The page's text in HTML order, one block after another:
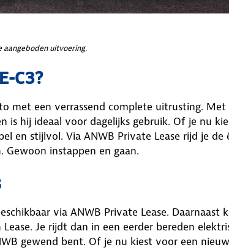
aangeboden uitvoering.
C3?
met een verrassend complete uitrusting. Met
is hij ideaal voor dagelijks gebruik. Of je nu
en stijlvol. Via ANWB Private Lease rijd je de
Gewoon instappen en gaan.
via ANWB Private Lease. Daarnaast
Je rijdt dan in een eerder bereden
gewend bent. Of je nu kiest voor een